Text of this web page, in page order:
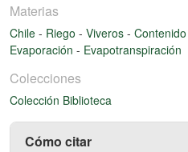
Materias
Chile - Riego - Viveros -
Evaporación - Evapotranspiración
Colecciones
Colección Biblioteca
Cómo citar